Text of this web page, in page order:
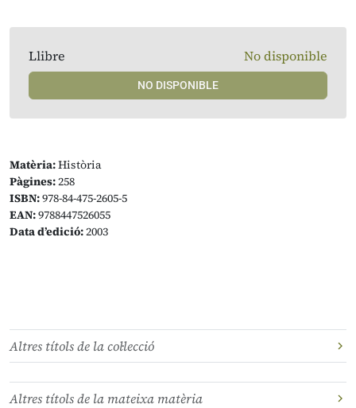
Matèria:Història
Pàgines:258
ISBN:978-84-475-2605-5
EAN:9788447526055
Data d’edició:2003
Llibre No disponible
NO DISPONIBLE
Altres títols de la col·lecció
Altres títols de la mateixa matèria